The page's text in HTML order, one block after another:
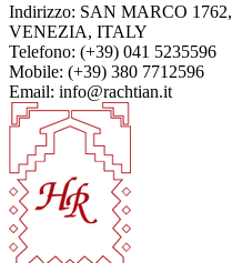
Indirizzo: SAN MARCO 1762,
VENEZIA, ITALY
Telefono: (+39) 041 5235596
Mobile: (+39) 380 7712596
Email: info@rachtian.it